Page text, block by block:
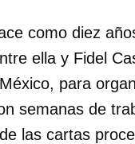
como diez
ella y Fidel
para
semanas de
las cartas